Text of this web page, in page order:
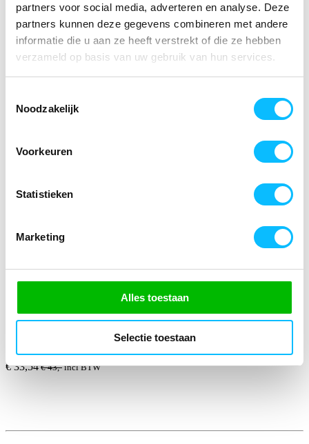
partners voor social media, adverteren en analyse. Deze
partners kunnen deze gegevens combineren met andere
informatie die u aan ze heeft verstrekt of die ze hebben
verzameld op basis van uw gebruik van hun services.
Noodzakelijk
Voorkeuren
Statistieken
Marketing
Alles toestaan
Selectie toestaan
green/zwart/wit
new navy/faded denim/wit
rood/zwart/wit
Maat
36
*Gratis verzending vanaf €150,- exclusief BTW
Kies kleur/maat
€ 27,72 € 35,54 excl BTW
€ 33,54 € 43,- incl BTW